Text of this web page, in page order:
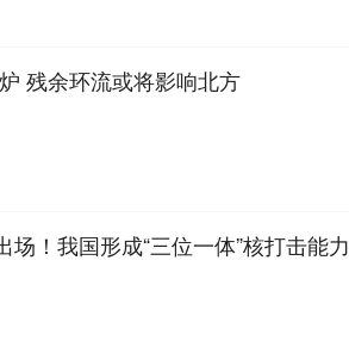
残余环流或将影响北方
场！我国形成“三位一体”核打击能力